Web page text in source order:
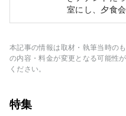
室にし、夕食
など、まち全
本記事の情報は取材・執筆当時の
の内容・料金が変更となる可能性
ください。
特集